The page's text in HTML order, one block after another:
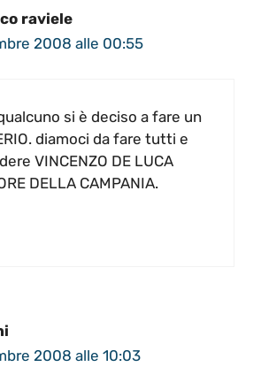
raviele
2008 alle 00:55
si è deciso a fare un
diamoci da fare tutti e
VINCENZO DE LUCA
DELLA CAMPANIA.
2008 alle 10:03